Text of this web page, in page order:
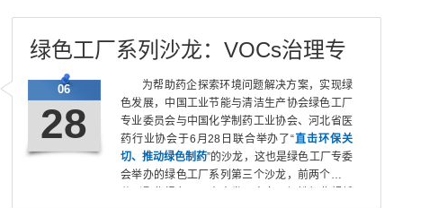
绿色工厂系列沙龙：VOCs治理专
场
06
28
为帮助药企探索环境问题解决方案，实现绿
色发展，中国工业节能与清洁生产协会绿色工厂
专业委员会与中国化学制药工业协会、河北省医
药行业协会于6月28日联合举办了“直击环保关
切、推动绿色制药”的沙龙，这也是绿色工厂专委
会举办的绿色工厂系列第三个沙龙，前两个沙龙